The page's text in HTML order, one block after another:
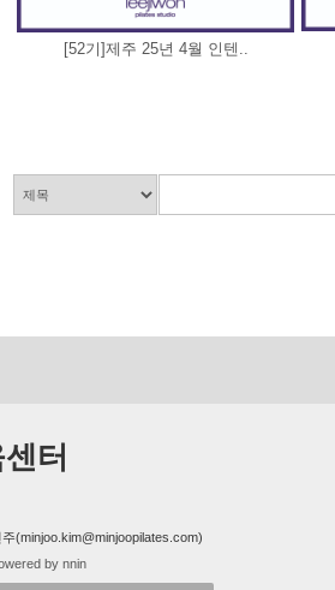
[52기]제주 25년 4월 인텐..
터
(minjoo.kim@minjoopilates.com)
by nnin